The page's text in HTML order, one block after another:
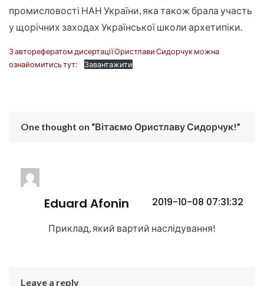
промисловості НАН України, яка також брала участь
у щорічних заходах Української школи архетипіки.
З авторефератом дисертації Ористлави Сидорчук можна
ознайомитись тут:
Завантажити
One thought on “Вітаємо Ористлаву Сидорчук!”
Eduard Afonin 2019-10-08 07:31:32
Приклад, який вартий наслідування!
Leave a reply